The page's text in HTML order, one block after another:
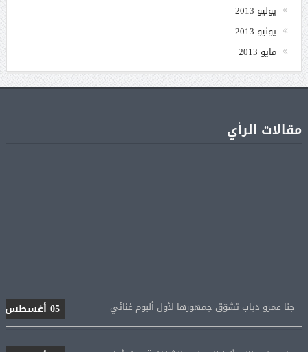
يوليو 2013
يونيو 2013
مايو 2013
مقالات الرأي